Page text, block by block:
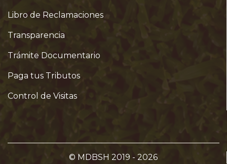
Libro de Reclamaciones
Transparencia
Trámite Documentario
Paga tus Tributos
Control de Visitas
© MDBSH 2019 - 2026